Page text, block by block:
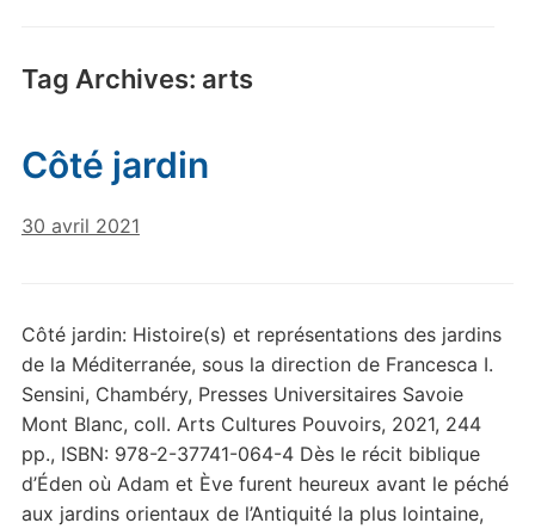
Tag Archives: arts
Côté jardin
30 avril 2021
Côté jardin: Histoire(s) et représentations des jardins
de la Méditerranée, sous la direction de Francesca I.
Sensini, Chambéry, Presses Universitaires Savoie
Mont Blanc, coll. Arts Cultures Pouvoirs, 2021, 244
pp., ISBN: 978-2-37741-064-4 Dès le récit biblique
d’Éden où Adam et Ève furent heureux avant le péché
aux jardins orientaux de l’Antiquité la plus lointaine,